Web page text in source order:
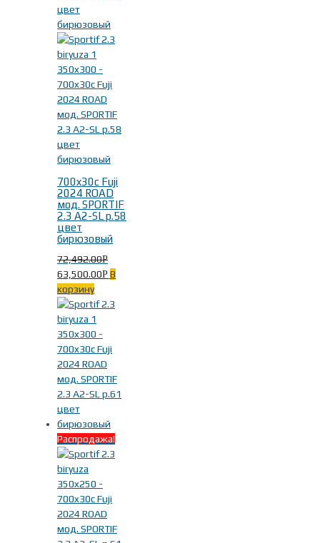
700x30c Fuji
2024 ROAD
мод. SPORTIF
2.3 A2-SL р.58
цвет
бирюзовый
72,492.00Р
63,500.00Р В
корзину
Распродажа!